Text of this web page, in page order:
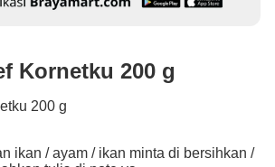
Kornetku 200 g
200 g
ikan / ayam / ikan minta di bersihkan /